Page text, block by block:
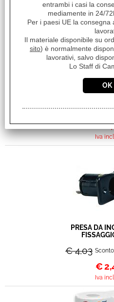
PRESA
21MM DA
€ 8,05
€
Iva
PRESA DA
€ 4,03 Sconto
€
Iva
entrambi i casi la
mediamente in 24/
Per i paesi UE la
Il materiale disponibile su
sito) è normalmente
lavorativi, salvo
Lo Staff di